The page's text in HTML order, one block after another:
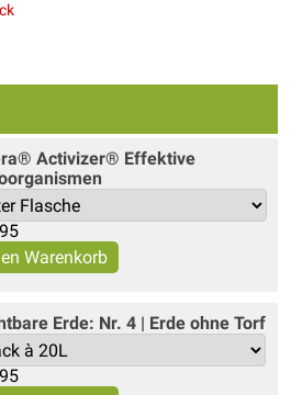
Activizer® Effektive
Erde: Nr. 4 | Erde ohne Torf